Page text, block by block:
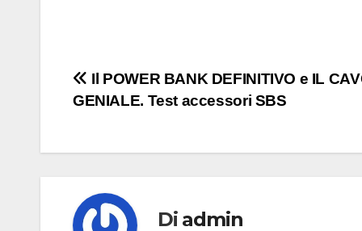
Navigazione
Il POWER BANK DEFINITIVO e IL
GENIALE. Test accessori SBS
Di admin